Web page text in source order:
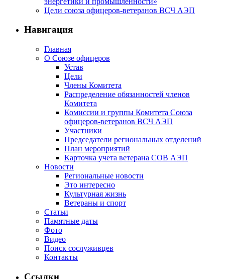
Цели союза офицеров-ветеранов ВСЧ АЭП
Навигация
Главная
О Союзе офицеров
Устав
Цели
Члены Комитета
Распределение обязанностей членов
Комитета
Комиссии и группы Комитета Союза
офицеров-ветеранов ВСЧ АЭП
Участники
Председатели региональных отделений
План мероприятий
Карточка учета ветерана CОВ АЭП
Новости
Региональные новости
Это интересно
Культурная жизнь
Ветераны и спорт
Статьи
Памятные даты
Фото
Видео
Поиск сослуживцев
Контакты
Ссылки